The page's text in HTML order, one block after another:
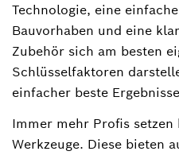
Technologie, eine
Bauvorhaben und eine
Zubehör sich am besten
Schlüsselfaktoren
einfacher beste
Immer mehr Profis setzen
Werkzeuge. Diese bieten